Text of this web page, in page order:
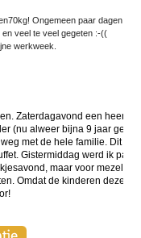
Ongemeen paar dagen en
veel te veel gegeten :-((
werkweek.
Zaterdagavond een
(nu alweer bijna 9 jaar
met de hele familie. Dit
Gistermiddag werd ik pas
maar voor mezelf
Omdat de kinderen deze